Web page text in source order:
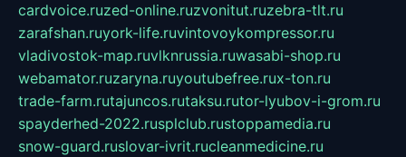
cardvoice.ruzed-online.ruzvonitut.ruzebra-tlt.ru
zarafshan.ruyork-life.ruvintovoykompressor.ru
vladivostok-map.ruvlknrussia.ruwasabi-shop.ru
webamator.ruzaryna.ruyoutubefree.rux-ton.ru
trade-farm.rutajuncos.rutaksu.rutor-lyubov-i-grom.ru
spayderhed-2022.rusplclub.rustoppamedia.ru
snow-guard.ruslovar-ivrit.rucleanmedicine.ru